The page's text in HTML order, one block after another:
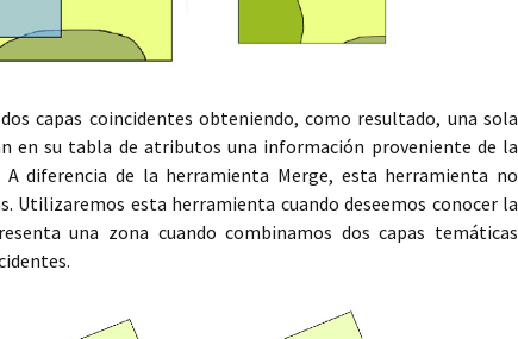
capas coincidentes obteniendo, como resultado, una sola
en su tabla de atributos una información proveniente de la
A diferencia de la herramienta Merge, esta herramienta no
Utilizaremos esta herramienta cuando deseemos conocer la
una zona cuando combinamos dos capas temáticas